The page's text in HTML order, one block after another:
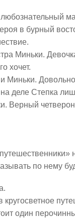
в бурный
Миньки.
хочет.
Миньки.
деле Степка
Верный
по нему
кругосветное
один